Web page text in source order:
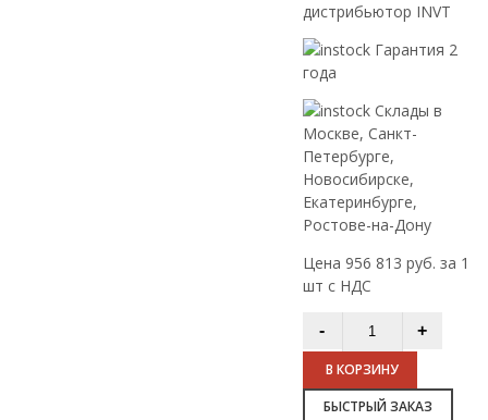
дистрибьютор INVT
Гарантия 2
года
Склады в
Москве, Санкт-
Петербурге,
Новосибирске,
Екатеринбурге,
Ростове-на-Дону
Цена 956 813 руб. за 1
шт с НДС
В КОРЗИНУ
БЫСТРЫЙ ЗАКАЗ